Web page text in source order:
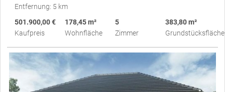
Entfernung: 5 km
501.900,00 €
Kaufpreis
178,45 m²
Wohnfläche
5
Zimmer
383,80 m²
Grundstücksfläche